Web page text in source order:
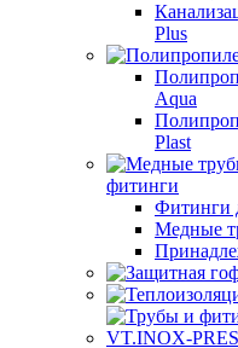
Plus
Aqua
Plast
фитинги
Фитинги
Медные